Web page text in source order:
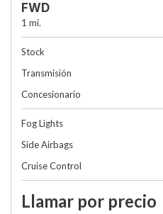
FWD
1 mi.
Stock
Transmisión
Concesionario
Fog Lights
Side Airbags
Cruise Control
Llamar por precio